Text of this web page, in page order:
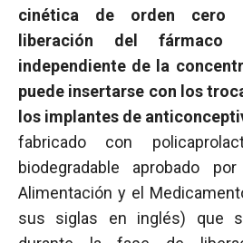
cinética de orden cero
liberación del
independiente de la
puede insertarse con los
los implantes de
fabricado con
biodegradable aprobado
Alimentación y el
sus siglas en inglés) que